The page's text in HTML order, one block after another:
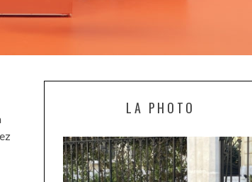
LA PHOTO